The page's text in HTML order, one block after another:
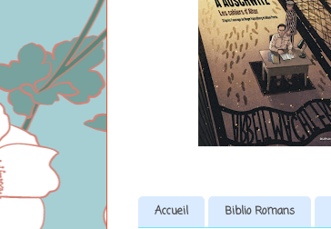
Accueil Biblio Romans